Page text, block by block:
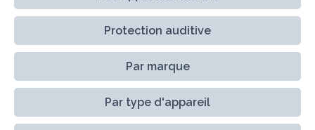
Protection auditive
Par marque
Par type d'appareil